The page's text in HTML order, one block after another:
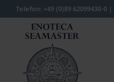
Telefon: +49 (0)89 62099430-0 |